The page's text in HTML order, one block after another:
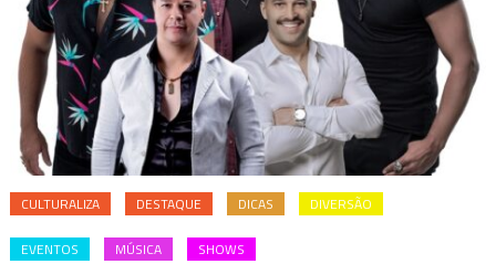
CULTURALIZA DESTAQUE DICAS DIVERSÃO
EVENTOS MÚSICA SHOWS